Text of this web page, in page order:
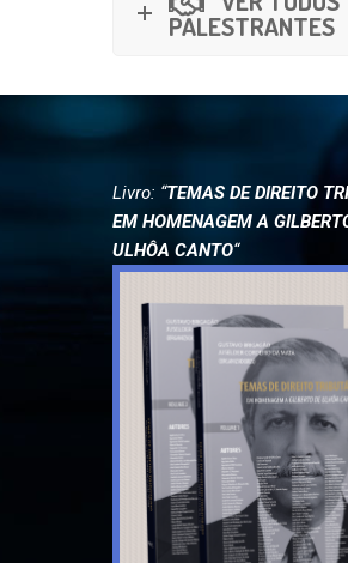
PALESTRANTES
Livro: “TEMAS DE DIREITO
ULHÔA CANTO“